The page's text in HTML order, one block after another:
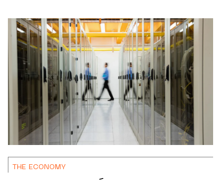
THE ECONOMY